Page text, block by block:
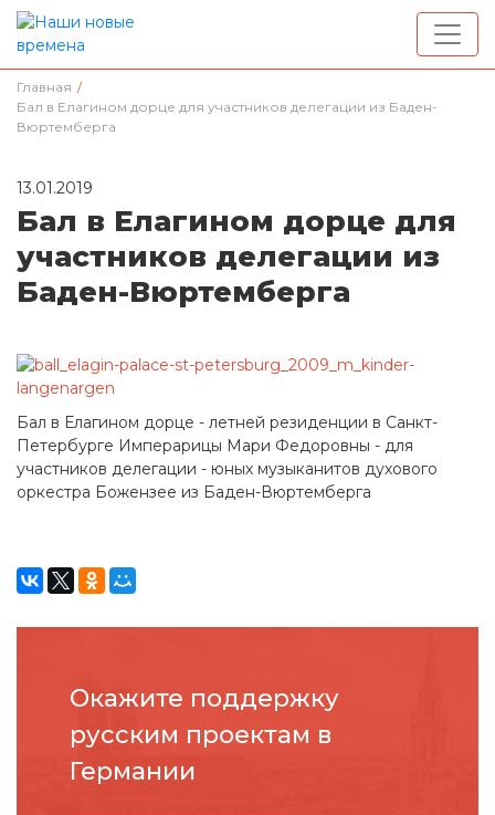
Главная /
Бал в Елагином дорце для участников делегации из Баден-
Вюртемберга
13.01.2019
Бал в Елагином дорце для
участников делегации из
Баден-Вюртемберга
Бал в Елагином дорце - летней резиденции в Санкт-
Петербурге Имперарицы Мари Федоровны - для
участников делегации - юных музыканитов духового
оркестра Божензее из Баден-Вюртемберга
Окажите поддержку
русcким проектам в
Германии